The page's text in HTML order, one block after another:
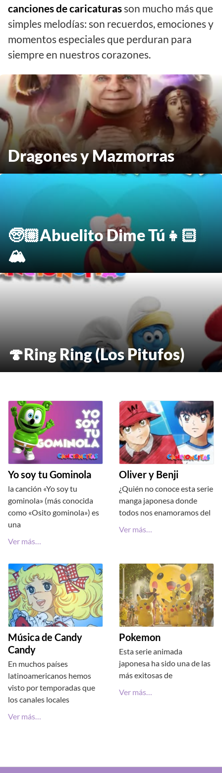
canciones de caricaturasson mucho más que
simples melodías: son recuerdos, emociones y
momentos especiales que perduran para
siempre en nuestros corazones.
Dragones y Mazmorras
🧓🏼Abuelito Dime Tú👧🏻
🏔
🍄Ring Ring (Los Pitufos)
Yo soy tu Gominola
la canción «Yo soy tu
gominola» (más conocida
como «Osito gominola») es
una
Ver más…
Oliver y Benji
¿Quién no conoce esta serie
manga japonesa donde
todos nos enamoramos del
Ver más…
Música de Candy
Candy
En muchos países
latinoamericanos hemos
visto por temporadas que
los canales locales
Ver más…
Pokemon
Esta serie animada
japonesa ha sido una de las
más exitosas de
Ver más…